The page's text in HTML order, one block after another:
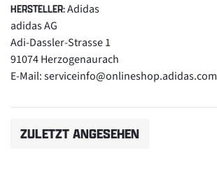
HERSTELLER:Adidas
adidas AG
Adi-Dassler-Strasse 1
91074 Herzogenaurach
E-Mail: serviceinfo@onlineshop.adidas.com
ZULETZT ANGESEHEN